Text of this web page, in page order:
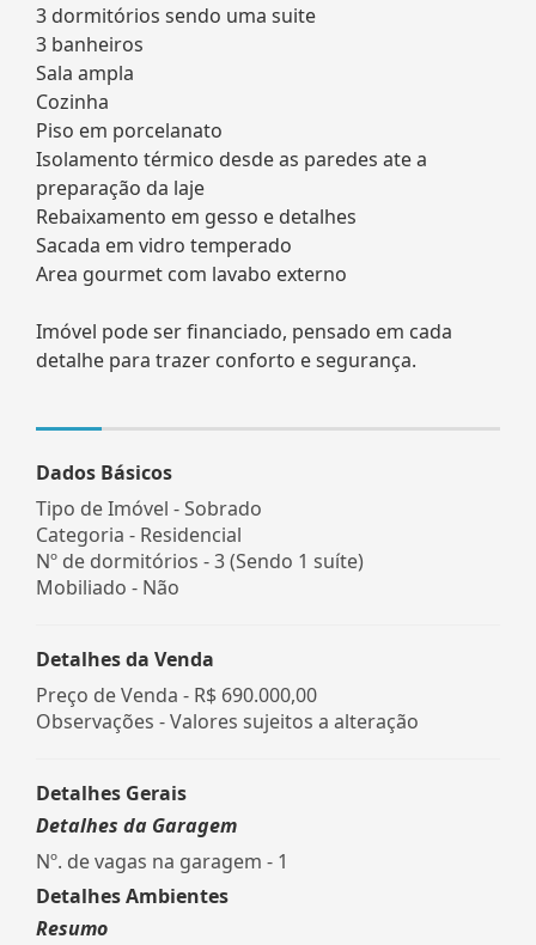
3 dormitórios sendo uma suite
3 banheiros
Sala ampla
Cozinha
Piso em porcelanato
Isolamento térmico desde as paredes ate a
preparação da laje
Rebaixamento em gesso e detalhes
Sacada em vidro temperado
Area gourmet com lavabo externo
Imóvel pode ser financiado, pensado em cada
detalhe para trazer conforto e segurança.
Dados Básicos
Tipo de Imóvel - Sobrado
Categoria - Residencial
Nº de dormitórios - 3 (Sendo 1 suíte)
Mobiliado - Não
Detalhes da Venda
Preço de Venda - R$ 690.000,00
Observações - Valores sujeitos a alteração
Detalhes Gerais
Detalhes da Garagem
Nº. de vagas na garagem - 1
Detalhes Ambientes
Resumo